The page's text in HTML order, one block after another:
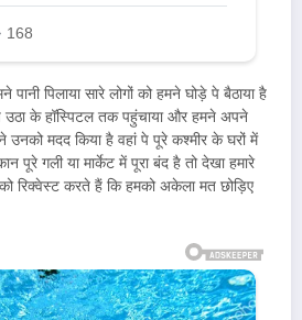
पिलाया सारे लोगों को हमने घोड़े पे बैठाया है
के हॉस्पिटल तक पहुंचाया और हमने अपने
उनको मदद किया है वहां पे पूरे कश्मीर के घरों में
पूरे गली या मार्केट में पूरा बंद है तो देखा हमारे
करते हैं कि हमको अकेला मत छोड़िए